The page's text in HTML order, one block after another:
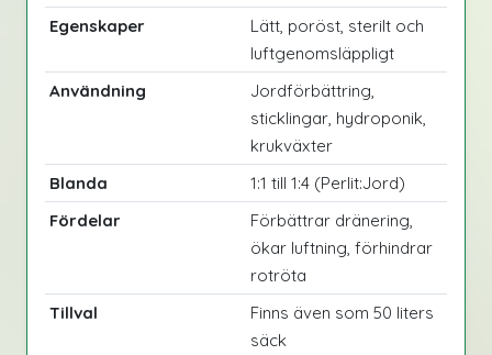
Egenskaper
Lätt, poröst, sterilt och
luftgenomsläppligt
Användning
Jordförbättring,
sticklingar, hydroponik,
krukväxter
Blanda
1:1 till 1:4 (Perlit:Jord)
Fördelar
Förbättrar dränering,
ökar luftning, förhindrar
rotröta
Tillval
Finns även som 50 liters
säck